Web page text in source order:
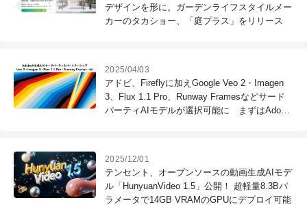
デザインを形に。ガーデンライフスタイルメー
カーのタカショー、「庭プラス」をリリース
2025/04/03
アドビ、Fireflyに加えGoogle Veo 2・Imagen
3、Flux 1.1 Pro、Runway Framesなどサード
パーティAIモデルが選択可能に まずはAdobe
2025/12/01
テンセント、オープンソースの動画生成AIモデ
ル「HunyuanVideo 1.5」公開！ 超軽量8.3Bパ
ラメータで14GB VRAMのGPUにデプロイ可能